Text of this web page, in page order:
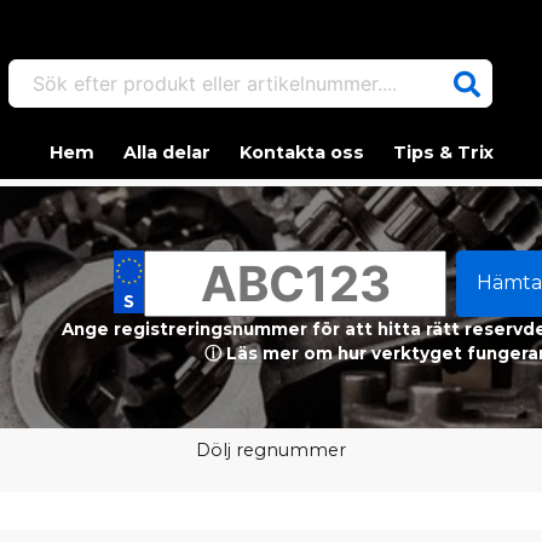
Sök efter produkt eller artikelnummer....
Hem Alla delar Kontakta oss Tips & Trix
Ange registreringsnummer för att hitta rätt
ⓘ Läs mer om hur verktyget
Dölj regnummer